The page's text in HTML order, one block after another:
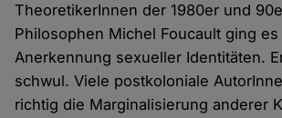
TheoretikerInnen der 1980er und
Philosophen Michel Foucault ging es
Anerkennung sexueller Identitäten.
schwul. Viele postkoloniale
richtig die Marginalisierung anderer